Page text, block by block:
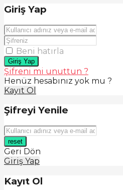
Giriş Yap
Beni hatırla
Giriş Yap
Şifreni mi unuttun ?
Henüz hesabınız yok mu ?
Kayıt Ol
Şifreyi Yenile
reset
Geri Dön
Giriş Yap
Kayıt Ol